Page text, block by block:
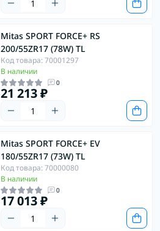
Mitas SPORT FORCE+ RS
200/55ZR17 (78W) TL
Код товара: 70001297
В наличии
0
21 213 ₽
Mitas SPORT FORCE+ EV
180/55ZR17 (73W) TL
Код товара: 70000080
В наличии
0
17 013 ₽